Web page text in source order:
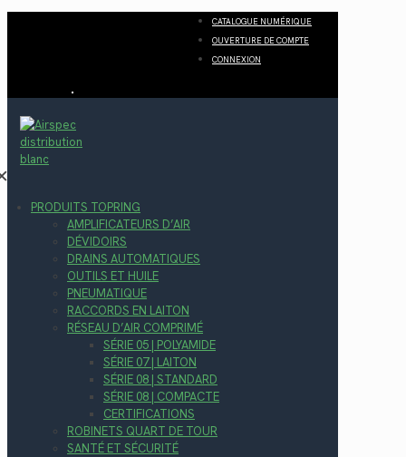
CATALOGUE NUMÉRIQUE
OUVERTURE DE COMPTE
CONNEXION
PRODUITS TOPRING
AMPLIFICATEURS D’AIR
DÉVIDOIRS
DRAINS AUTOMATIQUES
OUTILS ET HUILE
PNEUMATIQUE
RACCORDS EN LAITON
RÉSEAU D’AIR COMPRIMÉ
SÉRIE 05 | POLYAMIDE
SÉRIE 07 | LAITON
SÉRIE 08 | STANDARD
SÉRIE 08 | COMPACTE
CERTIFICATIONS
ROBINETS QUART DE TOUR
SANTÉ ET SÉCURITÉ